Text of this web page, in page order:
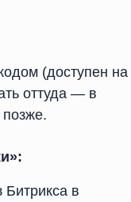
(доступен на
оттуда — в
Битрикса в